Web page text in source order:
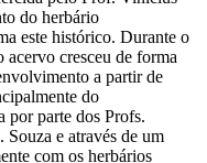
do herbário
este histórico. Durante o
cresceu de forma
a partir de
do
por parte dos Profs.
e através de um
com os herbários